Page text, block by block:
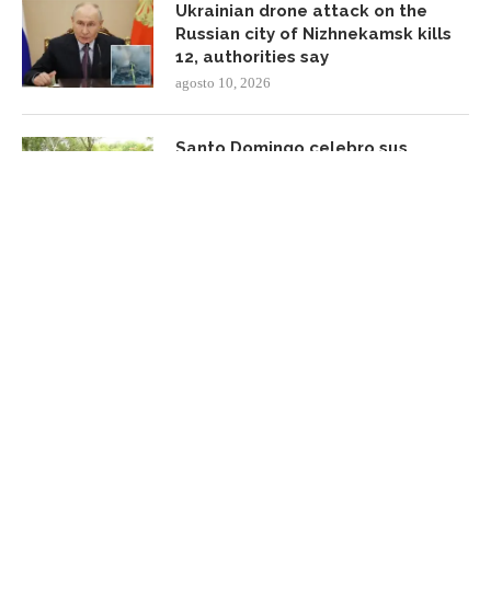
Ukrainian drone attack on the
Russian city of Nizhnekamsk kills
12, authorities say
agosto 10, 2026
Santo Domingo celebro sus